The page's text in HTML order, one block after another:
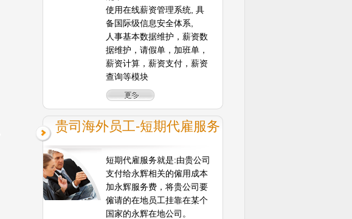
使用在线薪资管理系统, 具
备国际级信息安全体系,
人事基本数据维护，薪资数
据维护，请假单，加班单，
薪资计算，薪资支付，薪资
查询等模块
贵司海外员工-短期代雇服务
短期代雇服务就是:由贵公司
支付给永辉相关的僱用成本
加永辉服务费，将贵公司要
僱请的在地员工挂靠在某个
国家的永辉在地公司。